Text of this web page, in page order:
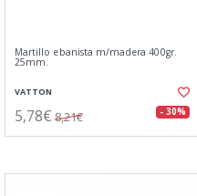
Martillo ebanista m/madera 400gr.
25mm.
VATTON
5,78€ 8,21€ - 30%